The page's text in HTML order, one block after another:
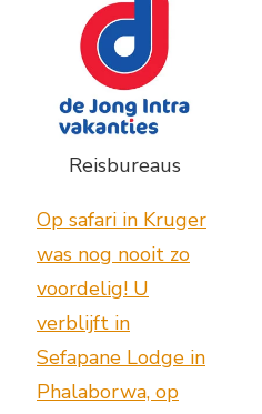
Reisbureaus
Op safari in Kruger
was nog nooit zo
voordelig! U
verblijft in
Sefapane Lodge in
Phalaborwa, op